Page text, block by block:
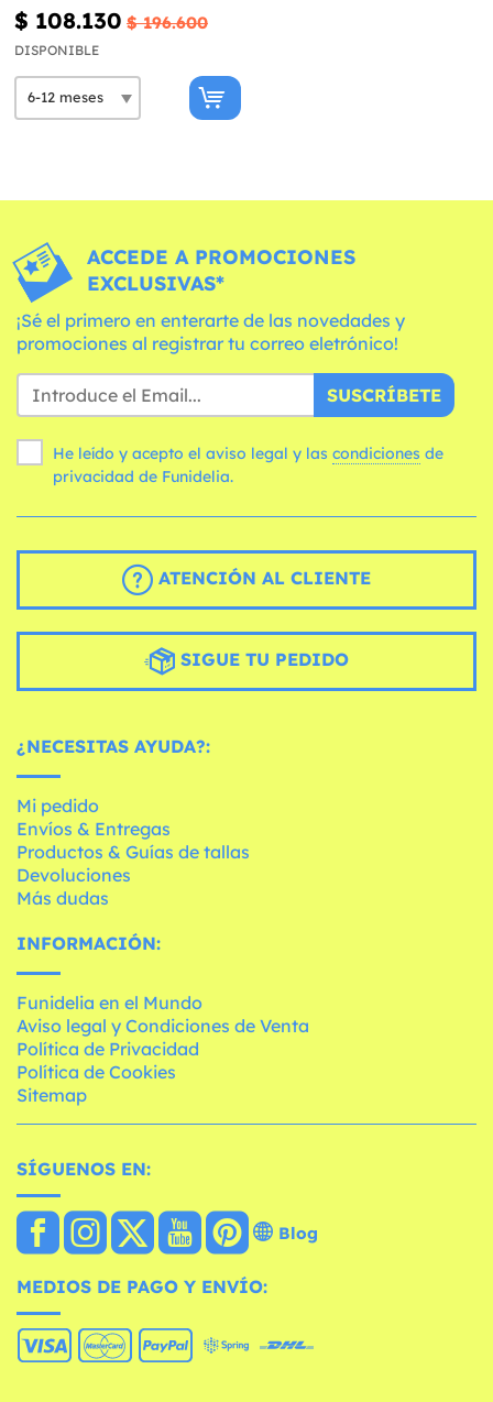
$ 108.130 $ 196.600
DISPONIBLE
ACCEDE A PROMOCIONES
EXCLUSIVAS*
¡Sé el primero en enterarte de las novedades y
promociones al registrar tu correo eletrónico!
SUSCRÍBETE
He leído y acepto el aviso legal y las condiciones
privacidad de Funidelia.
ATENCIÓN AL CLIENTE
SIGUE TU PEDIDO
¿NECESITAS AYUDA?:
Mi pedido
Envíos & Entregas
Productos & Guías de tallas
Devoluciones
Más dudas
INFORMACIÓN:
Funidelia en el Mundo
Aviso legal y Condiciones de Venta
Política de Privacidad
Política de Cookies
Sitemap
SÍGUENOS EN:
Blog
MEDIOS DE PAGO Y ENVÍO: